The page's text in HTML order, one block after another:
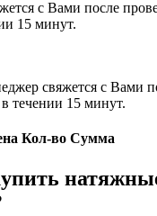
с Вами после
15 минут.
свяжется с Вами
течении 15 минут.
Кол-во Сумма